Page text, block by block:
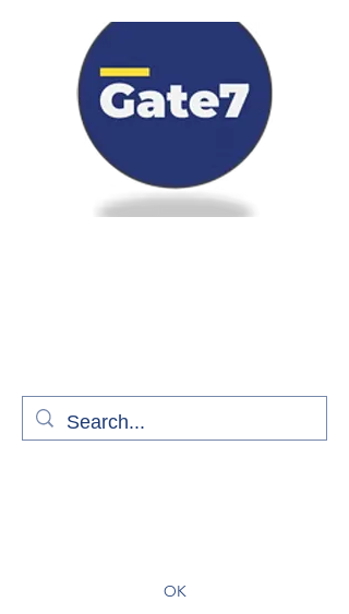
OK